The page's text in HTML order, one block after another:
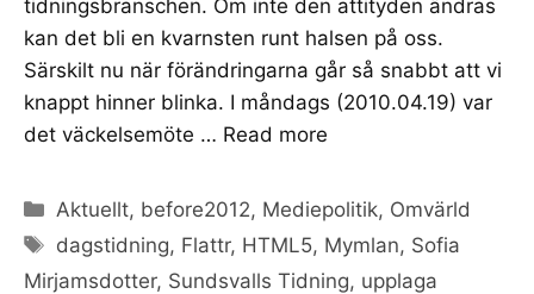
tidningsbranschen. Om inte den attityden ändras
kan det bli en kvarnsten runt halsen på oss.
Särskilt nu när förändringarna går så snabbt att vi
knappt hinner blinka. I måndags (2010.04.19) var
det väckelsemöte … Read more
Categories
Aktuellt, before2012, Mediepolitik, Omvärld
Tags
dagstidning, Flattr, HTML5, Mymlan, Sofia
Mirjamsdotter, Sundsvalls Tidning, upplaga